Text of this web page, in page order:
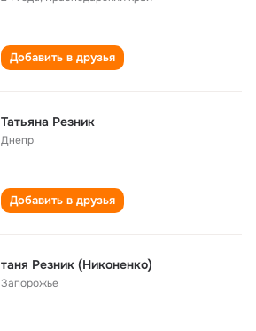
Добавить в друзья
Татьяна Резник
Днепр
Добавить в друзья
таня Резник (Никоненко)
Запорожье